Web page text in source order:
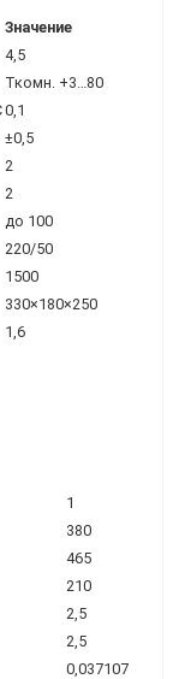
Значение
4,5
Ткомн. +3…80
0,1
±0,5
2
2
до 100
220/50
1500
330×180×250
1,6
1
380
465
210
2,5
2,5
0,037107